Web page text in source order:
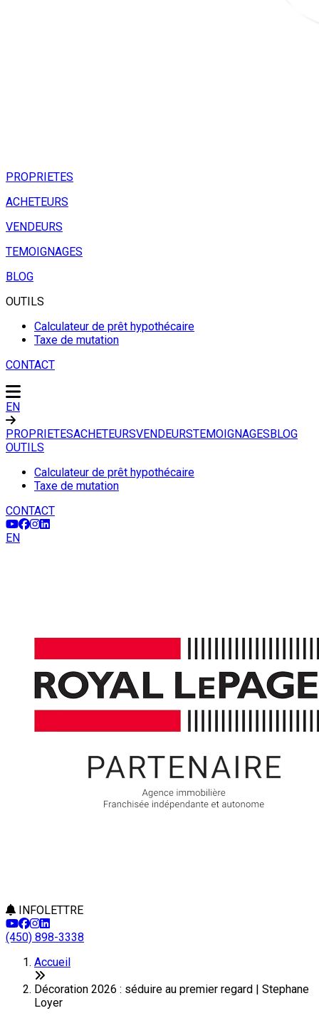
PROPRIETES
ACHETEURS
VENDEURS
TEMOIGNAGES
BLOG
OUTILS
Calculateur de prêt hypothécaire
Taxe de mutation
CONTACT
EN
PROPRIETESACHETEURSVENDEURSTEMOIGNAGESBLOG
OUTILS
Calculateur de prêt hypothécaire
Taxe de mutation
CONTACT
EN
INFOLETTRE
(450) 898-3338
Accueil
Décoration 2026 : séduire au premier regard | Stephane
Loyer